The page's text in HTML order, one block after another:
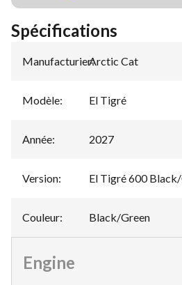
Spécifications
Manufacturier:
Arctic Cat
Modèle: El Tigré
Année: 2027
Version: El Tigré 600
Couleur: Black/Green
Engine